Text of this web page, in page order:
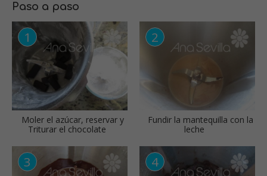
Paso a paso
Moler el azúcar, reservar y
Triturar el chocolate
Fundir la mantequilla con la
leche